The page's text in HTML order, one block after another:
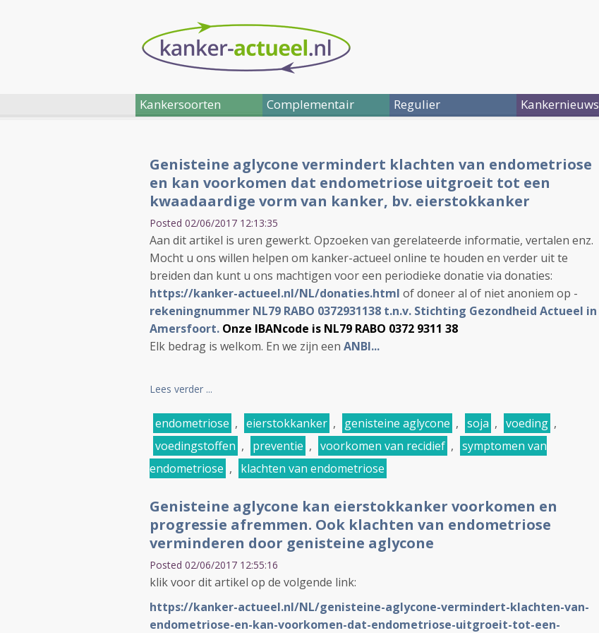
Kankersoorten Complementair Regulier Kankernieuws
Genisteine aglycone vermindert klachten van endometriose
en kan voorkomen dat endometriose uitgroeit tot een
kwaadaardige vorm van kanker, bv. eierstokkanker
Posted 02/06/2017 12:13:35
Aan dit artikel is uren gewerkt. Opzoeken van gerelateerde informatie, vertalen enz.
Mocht u ons willen helpen om kanker-actueel online te houden en verder uit te
breiden dan kunt u ons machtigen voor een periodieke donatie via donaties:
https://kanker-actueel.nl/NL/donaties.html of doneer al of niet anoniem op -
rekeningnummer NL79 RABO 0372931138 t.n.v. Stichting Gezondheid Actueel in
Amersfoort. Onze IBANcode is NL79 RABO 0372 9311 38
Elk bedrag is welkom. En we zijn een ANBI...
Lees verder ...
endometriose , eierstokkanker , genisteine aglycone , soja , voeding ,
voedingstoffen , preventie , voorkomen van recidief , symptomen van
endometriose , klachten van endometriose
Genisteine aglycone kan eierstokkanker voorkomen en
progressie afremmen. Ook klachten van endometriose
verminderen door genisteine aglycone
Posted 02/06/2017 12:55:16
klik voor dit artikel op de volgende link:
https://kanker-actueel.nl/NL/genisteine-aglycone-vermindert-klachten-van-
endometriose-en-kan-voorkomen-dat-endometriose-uitgroeit-tot-een-